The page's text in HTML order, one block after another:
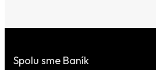
Spolu sme Baník